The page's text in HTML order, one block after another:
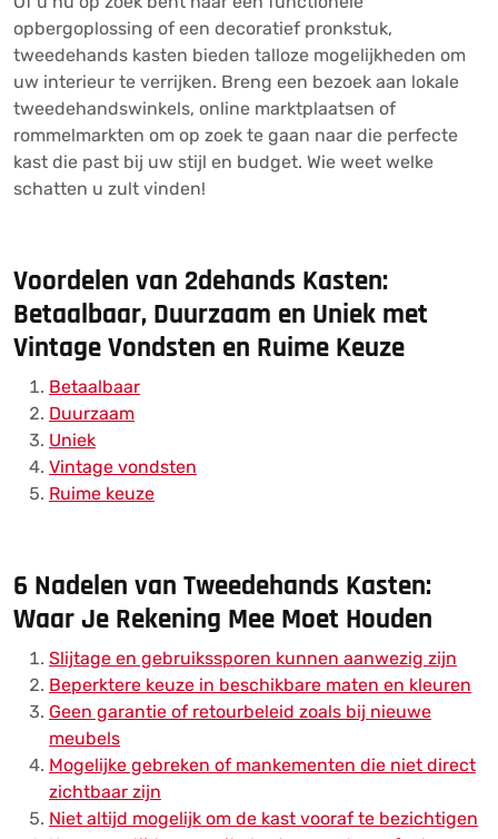
opbergoplossing of een decoratief pronkstuk,
tweedehands kasten bieden talloze mogelijkheden om
uw interieur te verrijken. Breng een bezoek aan lokale
tweedehandswinkels, online marktplaatsen of
rommelmarkten om op zoek te gaan naar die perfecte
kast die past bij uw stijl en budget. Wie weet welke
schatten u zult vinden!
Voordelen van 2dehands Kasten:
Betaalbaar, Duurzaam en Uniek met
Vintage Vondsten en Ruime Keuze
Betaalbaar
Duurzaam
Uniek
Vintage vondsten
Ruime keuze
6 Nadelen van Tweedehands Kasten:
Waar Je Rekening Mee Moet Houden
Slijtage en gebruikssporen kunnen aanwezig zijn
Beperktere keuze in beschikbare maten en kleuren
Geen garantie of retourbeleid zoals bij nieuwe
meubels
Mogelijke gebreken of mankementen die niet direct
zichtbaar zijn
Niet altijd mogelijk om de kast vooraf te bezichtigen